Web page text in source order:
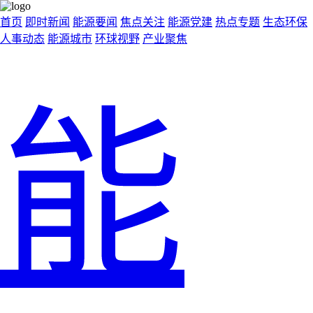
首页 即时新闻 能源要闻 焦点关注 能源党建 热点专题 生态环保
人事动态 能源城市 环球视野 产业聚焦
能